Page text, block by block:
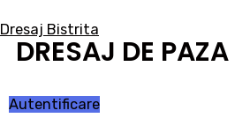
to
content
Dresaj Bistrita
Autentificare
DRESAJ DE PAZA